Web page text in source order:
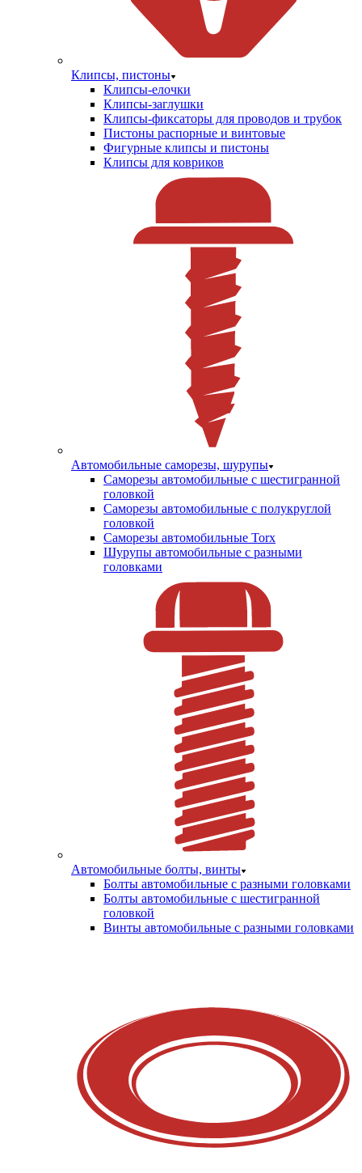
Клипсы, пистоны
Клипсы-елочки
Клипсы-заглушки
Клипсы-фиксаторы для проводов и трубок
Пистоны распорные и винтовые
Фигурные клипсы и пистоны
Клипсы для ковриков
Автомобильные саморезы, шурупы
Саморезы автомобильные с шестигранной
головкой
Саморезы автомобильные с полукруглой
головкой
Саморезы автомобильные Torx
Шурупы автомобильные с разными
головками
Автомобильные болты, винты
Болты автомобильные с разными головками
Болты автомобильные с шестигранной
головкой
Винты автомобильные с разными головками